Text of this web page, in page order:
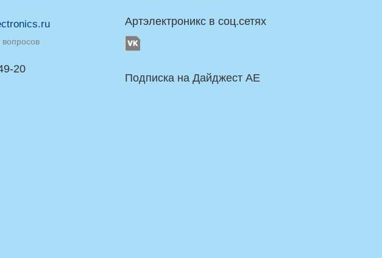
20
Артэлектроникс в соц.сетях
Подписка на Дайджест AE